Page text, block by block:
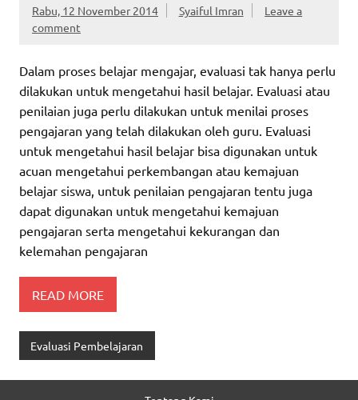
Rabu, 12 November 2014 Syaiful Imran
Leave a
comment
Dalam proses belajar mengajar, evaluasi tak hanya perlu
dilakukan untuk mengetahui hasil belajar. Evaluasi atau
penilaian juga perlu dilakukan untuk menilai proses
pengajaran yang telah dilakukan oleh guru. Evaluasi
untuk mengetahui hasil belajar bisa digunakan untuk
acuan mengetahui perkembangan atau kemajuan
belajar siswa, untuk penilaian pengajaran tentu juga
dapat digunakan untuk mengetahui kemajuan
pengajaran serta mengetahui kekurangan dan
kelemahan pengajaran
READ MORE
Evaluasi Pembelajaran